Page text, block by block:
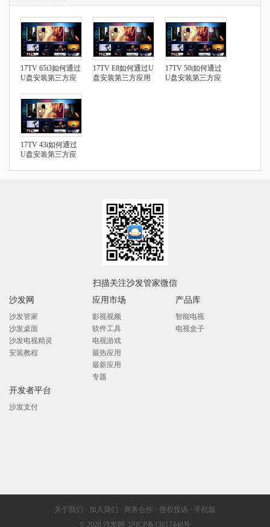
17TV 65i3如何通过
U盘安装第三方应
17TV E8如何通过U
盘安装第三方应用
17TV 50i如何通过
U盘安装第三方应
17TV 43i如何通过
U盘安装第三方应
扫描关注沙发管家微信
沙发网
沙发管家
沙发桌面
沙发电视精灵
安装教程
应用市场
影视视频
软件工具
电视游戏
最热应用
最新应用
专题
产品库
智能电视
电视盒子
开发者平台
沙发支付
关于我们 · 加入我们 · 商务合作 · 侵权投诉 · 手机版
© 2026 沙发网 沪ICP备13017440号